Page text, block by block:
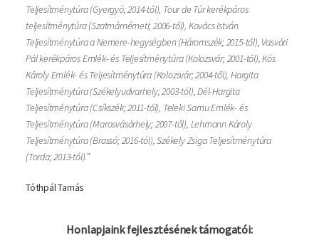
Teljesítménytúra (Gyergyó; 2014-től), Tour de Túr kerékpáros
teljesítménytúra (Szatmárnémeti; 2006-tól), Kovács István
Teljesítménytúra a Nemere-hegységben (Háromszék; 2015-től), Vasvári
Pál kerékpáros Emlék- és Teljesítménytúra (Kolozsvár; 2001-től), Kós
Károly Emlék- és Teljesítménytúra (Kolozsvár; 2004-től), Hargita
Teljesítménytúra (Székelyudvarhely; 2003-tól), Dél-Hargita
Teljesítménytúra (Csíkszék; 2011-től), Teleki Samu Emlék- és
Teljesítménytúra (Marosvásárhely; 2007-től), Lehmann Károly
Teljesítménytúra (Brassó; 2016-tól), Székely Zsiga Teljesítménytúra
(Torda; 2013-tól).”
Tóthpál Tamás
Honlapjaink fejlesztésének támogatói: